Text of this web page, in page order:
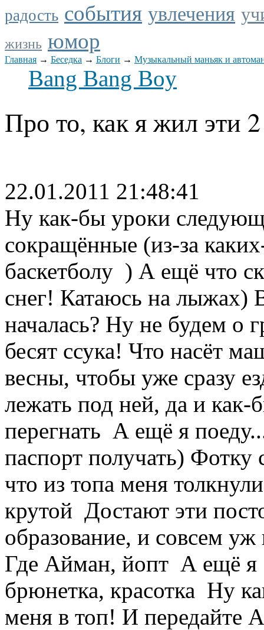
радость события увлечения
жизнь юмор
Главная → Беседка → Блоги → Музыкальный маньяк и
Bang Bang Boy
Про то, как я жил эти
22.01.2011 21:48:41
Ну как-бы уроки
сокращённые (из-за
баскетболу ) А ещё что
снег! Катаюсь на лыжах)
началась? Ну не будем о
бесят ссука! Что насёт
весны, чтобы уже сразу
лежать под ней, да и
перегнать А ещё я
паспорт получать)
что из топа меня
крутой Достают эти
образование, и совсем
Где Айман, йопт А ещё я
брюнетка, красотка Ну
меня в топ! И передайте